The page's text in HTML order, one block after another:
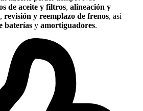
de aceite y filtros, alineación y
, revisión y reemplazo de frenos, así
baterías y amortiguadores.